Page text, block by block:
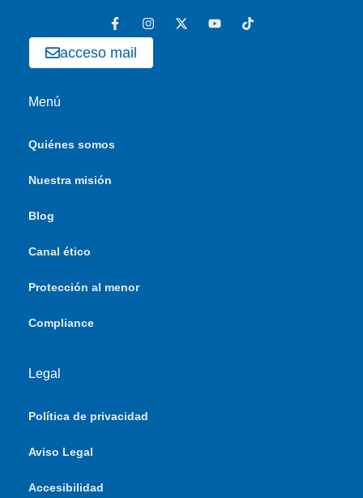
acceso mail
Menú
Quiénes somos
Nuestra misión
Blog
Canal ético
Protección al menor
Compliance
Legal
Política de privacidad
Aviso Legal
Accesibilidad